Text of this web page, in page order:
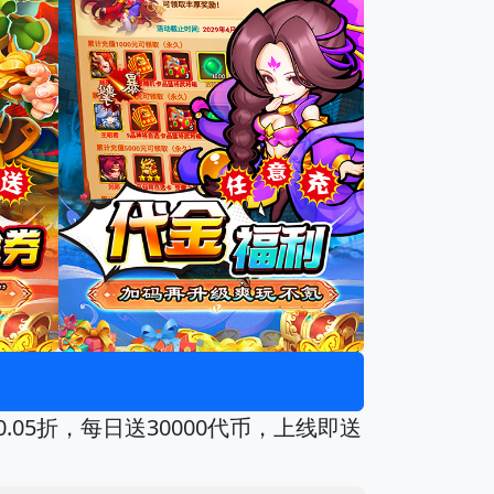
折，每日送30000代币，上线即送